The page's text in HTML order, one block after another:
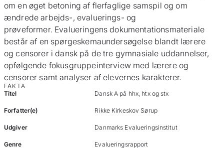
om en øget betoning af flerfaglige samspil og om
ændrede arbejds-, evaluerings- og
prøveformer. Evalueringens dokumentationsmateriale
består af en spørgeskemaundersøgelse blandt lærere
og censorer i dansk på de tre gymnasiale uddannelser,
opfølgende fokusgruppeinterview med lærere og
censorer samt analyser af elevernes karakterer.
FAKTA
Titel
Dansk A på hhx, htx og stx
Forfatter(e) Rikke Kirkeskov Sørup
Udgiver Danmarks Evalueringsinstitut
Genre Evalueringsrapport